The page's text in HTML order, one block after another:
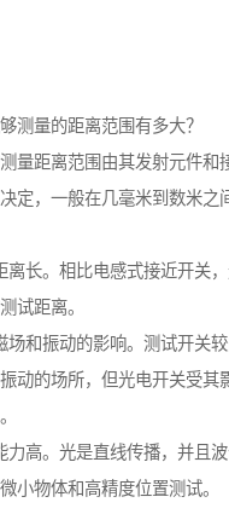
测量的距离范围有多大？
量距离范围由其发射元件和
定，一般在几毫米到数米之
离长。相比电感式接近开关
试距离。
场和振动的影响。测试开关
动的场所，但光电开关受其
力高。光是直线传播，并且
小物体和高精度位置测试。